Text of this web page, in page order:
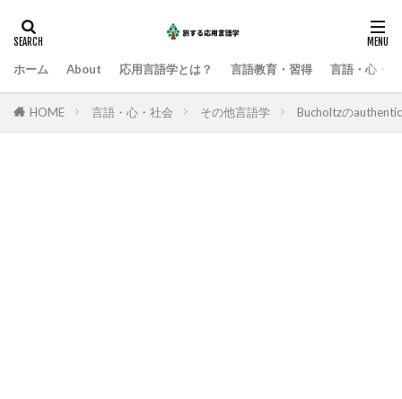
ホーム About 応用言語学とは？ 言語教育・習得 言語・心・
HOME 言語・心・社会 その他言語学 Bucholtzの